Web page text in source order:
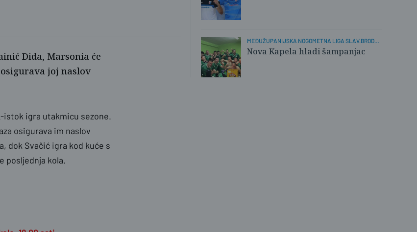
Dida, Marsonia će
joj naslov
istok igra utakmicu sezone.
osigurava im naslov
dok Svačić igra kod kuće s
posljednja kola.
MEĐUŽUPANIJSKA NOGOMETNA LIGA SLAV.BROD-
POŽEGA
Nova Kapela hladi šampanjac